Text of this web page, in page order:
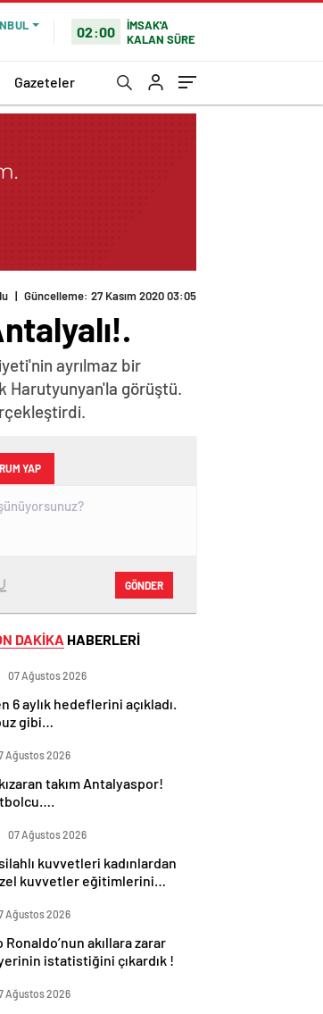
02:00
İMSAK'A
KALAN SÜRE
Gazeteler
| Güncelleme: 27 Kasım 2020 03:05
ayrılmaz bir
Harutyunyan'la görüştü.
YAP
GÖNDER
DAKİKA HABERLERİ
07 Ağustos 2026
6 aylık hedeflerini açıkladı.
gibi…
Ağustos 2026
takım Antalyaspor!
07 Ağustos 2026
kuvvetleri kadınlardan
kuvvetler eğitimlerini
Ağustos 2026
akıllara zarar
istatistiğini çıkardık !
Ağustos 2026